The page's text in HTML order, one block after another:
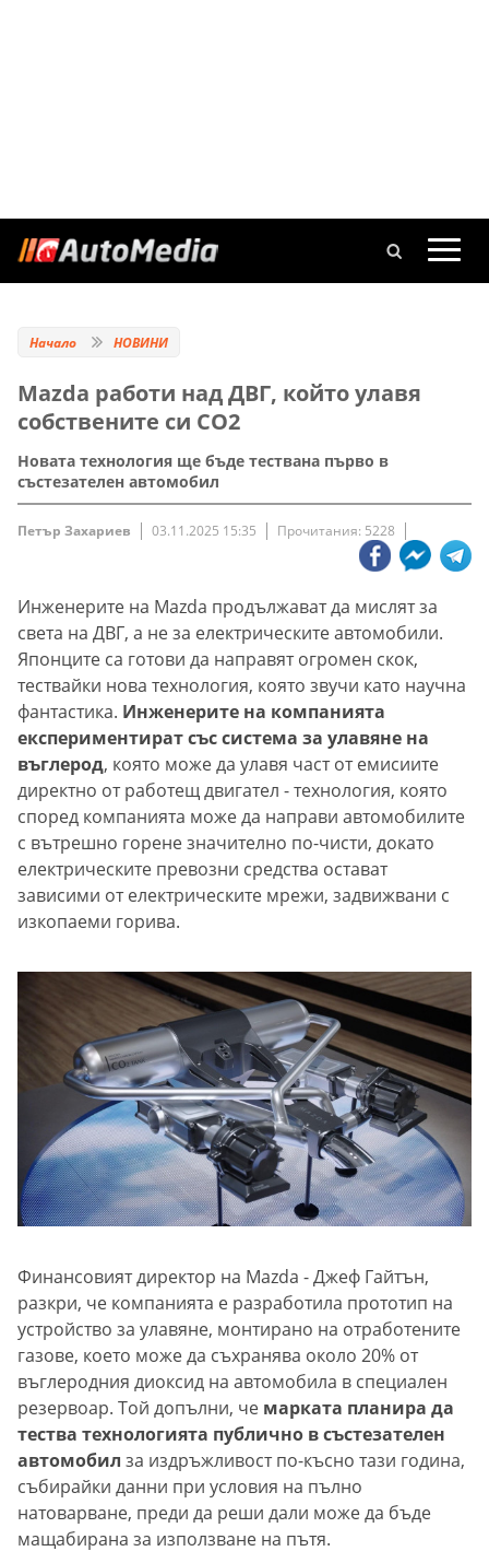
Начало НОВИНИ
Mazda работи над ДВГ, който улавя
собствените си CO2
Новата технология ще бъде тествана първо в
състезателен автомобил
Петър Захариев 03.11.2025 15:35 Прочитания: 5228
Инженерите на Mazda продължават да мислят за
света на ДВГ, а не за електрическите автомобили.
Японците са готови да направят огромен скок,
тествайки нова технология, която звучи като научна
фантастика. Инженерите на компанията
експериментират със система за улавяне на
въглерод, която може да улавя част от емисиите
директно от работещ двигател - технология, която
според компанията може да направи автомобилите
с вътрешно горене значително по-чисти, докато
електрическите превозни средства остават
зависими от електрическите мрежи, задвижвани с
изкопаеми горива.
Финансовият директор на Mazda - Джеф Гайтън,
разкри, че компанията е разработила прототип на
устройство за улавяне, монтирано на отработените
газове, което може да съхранява около 20% от
въглеродния диоксид на автомобила в специален
резервоар. Той допълни, че марката планира да
тества технологията публично в състезателен
автомобил за издръжливост по-късно тази година,
събирайки данни при условия на пълно
натоварване, преди да реши дали може да бъде
мащабирана за използване на пътя.